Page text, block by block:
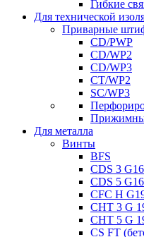
Гибкие
Для технической
Приварные
CD/PWP
CD/WP2
CD/WP3
CT/WP2
SC/WP3
Для металла
Винты
BFS
CDS 3 G16
CDS 5 G16
CFC H
CHT 3 G
CHT 5 G
CS FT